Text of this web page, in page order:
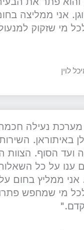
אני ממליצה
מי שזקוק
לוין
נעילה
באיתוראן.
הסוף. הצוות
ענו על כל
ממליץ בחום
מי שמחפש